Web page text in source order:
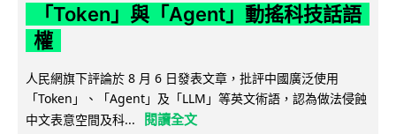
「Token」與「Agent」動搖科技話語
權
人民網旗下評論於 8 月 6 日發表文章，批評中國廣泛使用
「Token」、「Agent」及「LLM」等英文術語，認為做法侵蝕
中文表意空間及科...
閱讀全文